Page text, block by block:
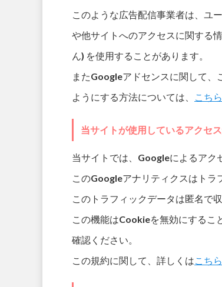
このような広告配信事業者は、ユ
や他サイトへのアクセスに関する
ん) を使用することがあります。
またGoogleアドセンスに関して、
ようにする方法については、
こちら
当サイトが使用しているアクセ
当サイトでは、Googleによるアク
このGoogleアナリティクスはトラ
このトラフィックデータは匿名で
この機能はCookieを無効にするこ
確認ください。
この規約に関して、詳しくはこちら